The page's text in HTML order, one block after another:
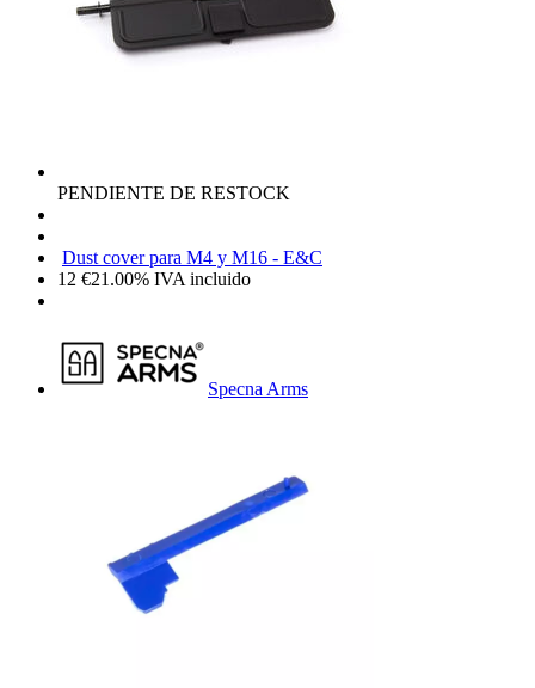
PENDIENTE DE RESTOCK
Dust cover para M4 y M16 - E&C
12 €21.00% IVA incluido
Specna Arms